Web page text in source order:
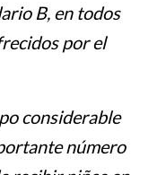
B, en todos
por el
considerable
número